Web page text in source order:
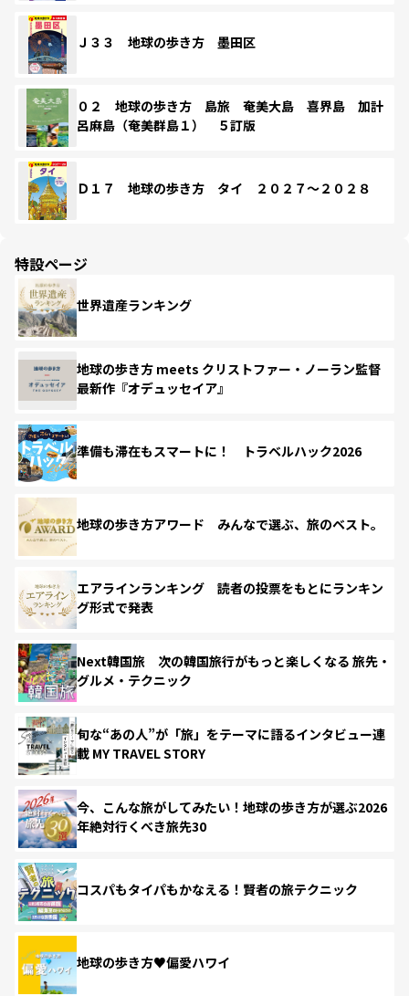
Ｊ３３ 地球の歩き方 墨田区
０２ 地球の歩き方 島旅 奄美大島 喜界島 加計
呂麻島（奄美群島１） ５訂版
Ｄ１７ 地球の歩き方 タイ ２０２７～２０２８
特設ページ
世界遺産ランキング
地球の歩き方 meets クリストファー・ノーラン監督
最新作『オデュッセイア』
準備も滞在もスマートに！ トラベルハック2026
地球の歩き方アワード みんなで選ぶ、旅のベスト。
エアラインランキング 読者の投票をもとにランキン
グ形式で発表
Next韓国旅 次の韓国旅行がもっと楽しくなる 旅先・
グルメ・テクニック
旬な“あの人”が「旅」をテーマに語るインタビュー連
載 MY TRAVEL STORY
今、こんな旅がしてみたい！地球の歩き方が選ぶ2026
年絶対行くべき旅先30
コスパもタイパもかなえる！賢者の旅テクニック
地球の歩き方♥偏愛ハワイ